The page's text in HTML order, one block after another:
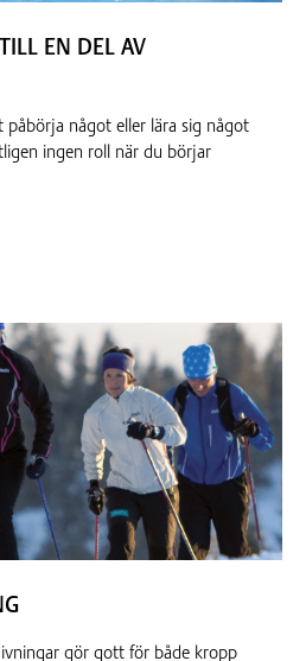
EN DEL AV
något eller lära sig något
ingen roll när du börjar
gör gott för både kropp